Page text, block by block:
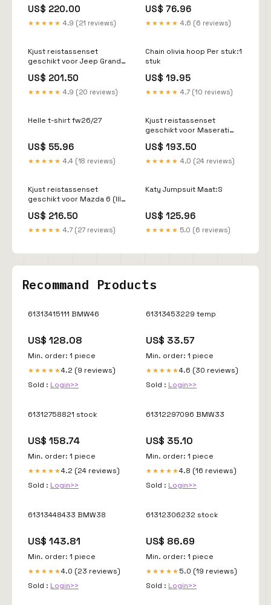
Limousine (2009-2016)
Auto_Nissan Navara double
US$ 220.00
★★★★★ 4.9 (21 reviews)
US$ 76.96
★★★★★ 4.6 (6 reviews)
Kjust reistassenset
geschikt voor Jeep Grand
AutoD_Opel Frontera
Sport driedeurs (1999-
US$ 201.50
★★★★★ 4.9 (20 reviews)
Chain olivia hoop Per stuk:1
stuk
US$ 19.95
★★★★★ 4.7 (10 reviews)
Helle t-shirt fw26/27
US$ 55.96
★★★★★ 4.4 (18 reviews)
Kjust reistassenset
geschikt voor Maserati
Merk_AcquaMax
US$ 193.50
★★★★★ 4.0 (24 reviews)
Kjust reistassenset
geschikt voor Mazda 6 (III)
Bandenmaat_255/45-17
US$ 216.50
★★★★★ 4.7 (27 reviews)
Katy Jumpsuit Maat:S
US$ 125.96
★★★★★ 5.0 (6 reviews)
Recommand Products
61313415111 BMW46
US$ 128.08
Min. order: 1 piece
★★★★★4.2 (9 reviews)
Sold : Login>>
61313453229 temp
US$ 33.57
Min. order: 1 piece
★★★★★4.6 (30 reviews)
Sold : Login>>
61312758821 stock
US$ 158.74
Min. order: 1 piece
★★★★★4.2 (24 reviews)
Sold : Login>>
61312297096 BMW33
US$ 35.10
Min. order: 1 piece
★★★★★4.8 (16 reviews)
Sold : Login>>
61313448433 BMW38
US$ 143.81
Min. order: 1 piece
★★★★★4.0 (23 reviews)
Sold : Login>>
61312306232 stock
US$ 86.69
Min. order: 1 piece
★★★★★ 5.0 (19 reviews)
Sold : Login>>